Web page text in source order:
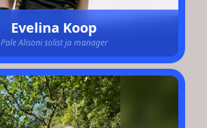
Evelina Koop
Pale Alisoni solist ja manager